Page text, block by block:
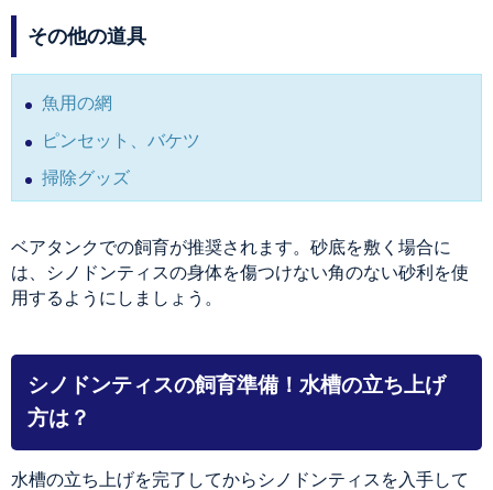
その他の道具
魚用の網
ピンセット、バケツ
掃除グッズ
ベアタンクでの飼育が推奨されます。砂底を敷く場合に
は、シノドンティスの身体を傷つけない角のない砂利を使
用するようにしましょう。
シノドンティスの飼育準備！水槽の立ち上げ
方は？
水槽の立ち上げを完了してからシノドンティスを入手して